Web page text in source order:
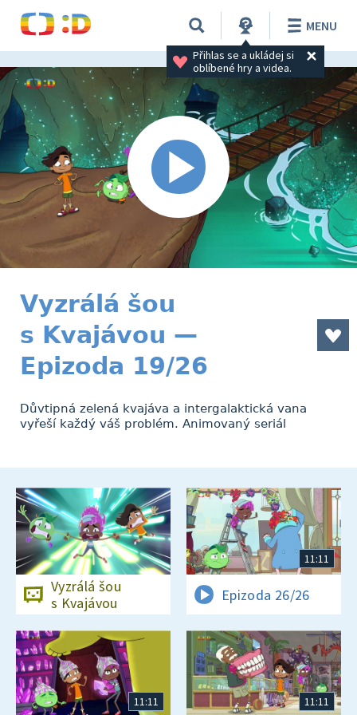
Přihlas se a ukládej si
oblíbené hry a videa.
MENU
Vyzrálá šou
s Kvajávou —
Epizoda 19/26
Důvtipná zelená kvajáva a intergalaktická vana
vyřeší každý váš problém. Animovaný seriál
Vyzrálá šou
s Kvajávou
11:11
Epizoda 26/26
11:11 11:11